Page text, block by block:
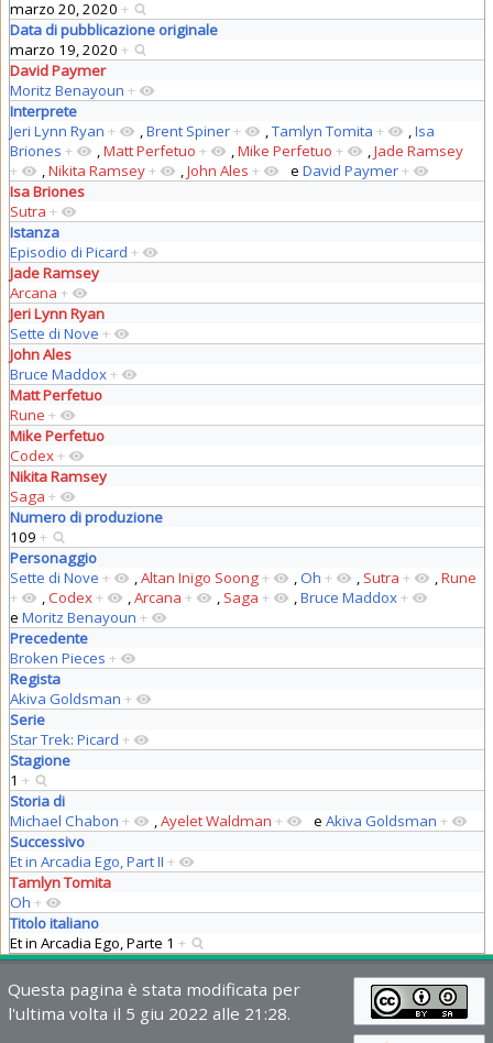
marzo 20, 2020 +
Data di pubblicazione originale
marzo 19, 2020 +
David Paymer
Moritz Benayoun +
Interprete
Jeri Lynn Ryan + ,Brent Spiner+ ,Tamlyn Tomita + ,Isa
Briones + ,Matt Perfetuo + ,Mike Perfetuo + ,Jade Ramsey
+
,Nikita Ramsey+ ,John Ales + e David Paymer+
Isa Briones
Sutra +
Istanza
Episodio di Picard +
Jade Ramsey
Arcana +
Jeri Lynn Ryan
Sette di Nove +
John Ales
Bruce Maddox+
Matt Perfetuo
Rune +
Mike Perfetuo
Codex+
Nikita Ramsey
Saga +
Numero di produzione
109 +
Personaggio
Sette di Nove + ,Altan Inigo Soong+ ,Oh + , Sutra + ,Rune
+
,Codex+ ,Arcana + , Saga + ,Bruce Maddox+
e Moritz Benayoun +
Precedente
Broken Pieces +
Regista
Akiva Goldsman +
Serie
Star Trek: Picard +
Stagione
1 +
Storia di
Michael Chabon + ,Ayelet Waldman + e Akiva Goldsman +
Successivo
Et in Arcadia Ego, Part II +
Tamlyn Tomita
Oh +
Titolo italiano
Et in Arcadia Ego, Parte 1 +
Questa pagina è stata modificata per
l'ultima volta il 5 giu 2022 alle 21:28.